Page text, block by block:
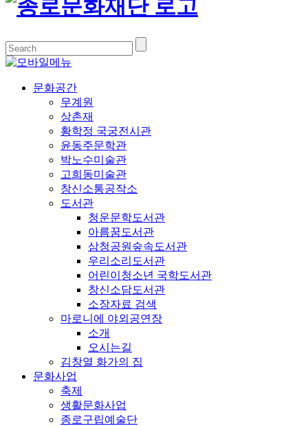
문화공간
무계원
상촌재
황학정 국궁전시관
윤동주문학관
박노수미술관
고희동미술관
창신소통공작소
도서관
청운문학도서관
아름꿈도서관
삼청공원숲속도서관
우리소리도서관
어린이청소년 국학도서관
창신소담도서관
소장자료 검색
마로니에 야외공연장
소개
오시는길
김창열 화가의 집
문화사업
축제
생활문화사업
종로구립예술단